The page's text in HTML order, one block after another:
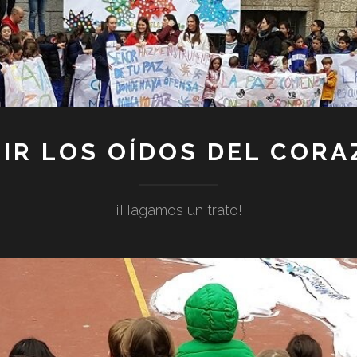
LOS OÍDOS DEL
¡Hagamos un trato!